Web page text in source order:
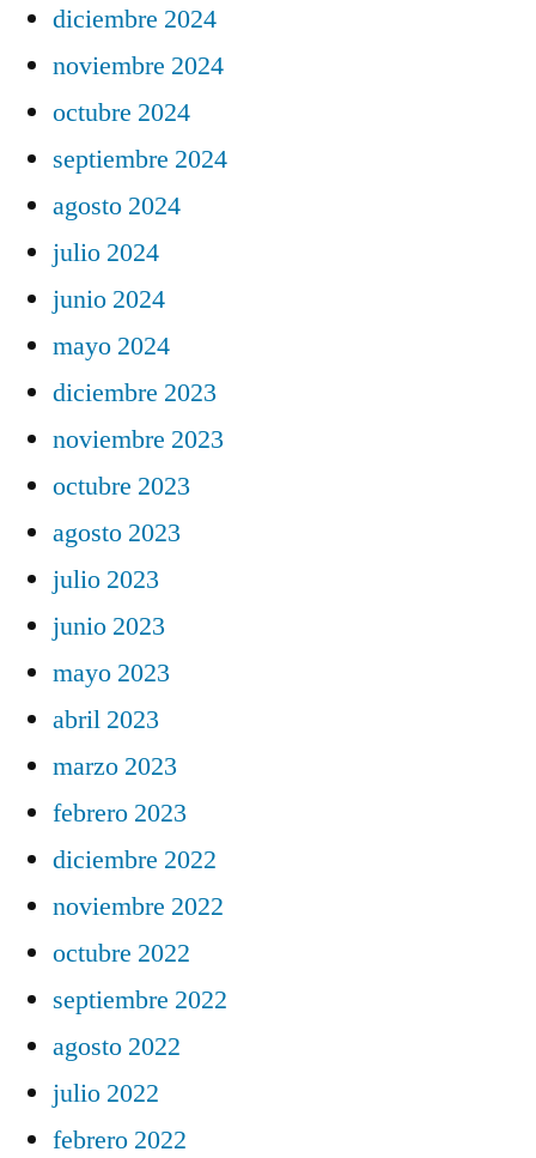
diciembre 2024
noviembre 2024
octubre 2024
septiembre 2024
agosto 2024
julio 2024
junio 2024
mayo 2024
diciembre 2023
noviembre 2023
octubre 2023
agosto 2023
julio 2023
junio 2023
mayo 2023
abril 2023
marzo 2023
febrero 2023
diciembre 2022
noviembre 2022
octubre 2022
septiembre 2022
agosto 2022
julio 2022
febrero 2022